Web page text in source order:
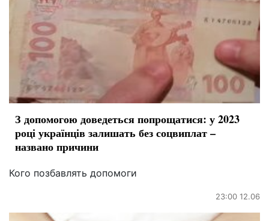
З допомогою доведеться попрощатися: у 2023
році українців залишать без соцвиплат –
названо причини
Кого позбавлять допомоги
23:00 12.06